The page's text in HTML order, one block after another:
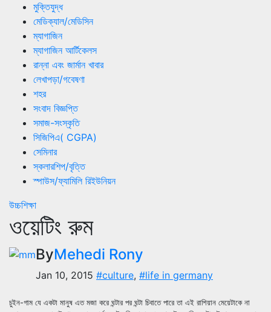
মুক্তিযুদ্ধ
মেডিক্যাল/মেডিসিন
ম্যাগাজিন
ম্যাগাজিন আর্টিকেলস
রান্না এবং জার্মান খাবার
লেখাপড়া/গবেষণা
শহর
সংবাদ বিজ্ঞপ্তি
সমাজ-সংস্কৃতি
সিজিপিএ( CGPA)
সেমিনার
স্কলারশিপ/বৃত্তি
স্পাউস/ফ্যামিলি রিইউনিয়ন
উচ্চশিক্ষা
ওয়েটিং রুম
ByMehedi Rony
Jan 10, 2015 #culture, #life in germany
চুইন-গাম যে একটা মানুষ এত মজা করে ঘন্টার পর ঘন্টা চিবাতে পারে তা এই রাশিয়ান মেয়েটাকে না